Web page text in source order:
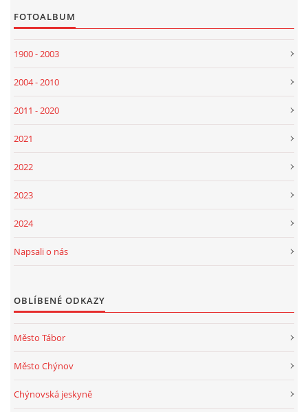
FOTOALBUM
1900 - 2003
2004 - 2010
2011 - 2020
2021
2022
2023
2024
Napsali o nás
OBLÍBENÉ ODKAZY
Město Tábor
Město Chýnov
Chýnovská jeskyně